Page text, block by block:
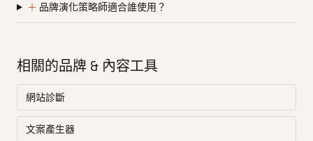
＋ 品牌演化策略師適合誰使用？
相關的品牌 & 內容工具
網站診斷
文案產生器